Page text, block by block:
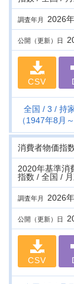
調査年月 2026
公開（更新）日
CSV
全国 3
持
（1947年8月
消費者物価指
2020年基準消
指数 / 全国 /
調査年月 2026
公開（更新）日
CSV